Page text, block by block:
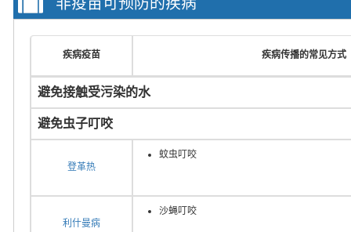
疾病疫苗 疾病传播的常见方式
避免接触受污染的水
避免虫子叮咬
登革热
蚊虫叮咬
利什曼病
沙蝇叮咬